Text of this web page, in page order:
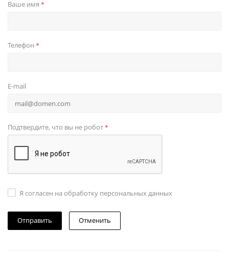
Ваше имя *
Телефон *
E-mail
Подтвердите, что вы не робот*
Я согласен на обработку персональных данных
Отменить